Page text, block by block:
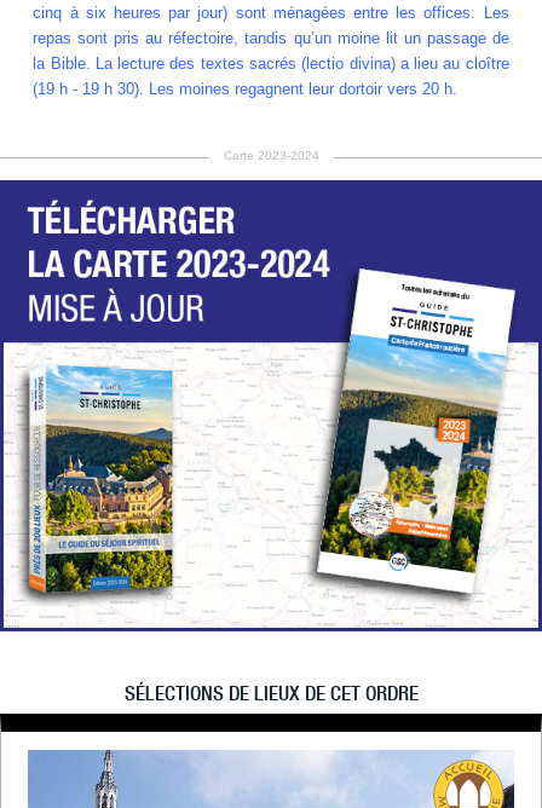
cinq à six heures par jour) sont ménagées entre les offices. Les
repas sont pris au réfectoire, tandis qu’un moine lit un passage de
la Bible. La lecture des textes sacrés (lectio divina) a lieu au cloître
(19 h - 19 h 30). Les moines regagnent leur dortoir vers 20 h.
Carte 2023-2024
SÉLECTIONS DE LIEUX DE CET ORDRE